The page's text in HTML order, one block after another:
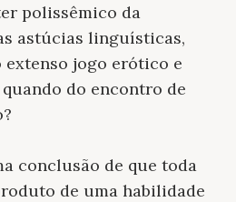
polissêmico da
astúcias linguísticas,
extenso jogo erótico e
do encontro de
conclusão de que toda
de uma habilidade